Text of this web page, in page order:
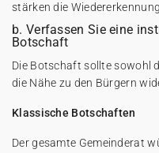
stärken die
b. Verfassen Sie eine
Botschaft
Die Botschaft sollte sowohl
die Nähe zu den Bürgern
Klassische Botschaften
Der gesamte Gemeinderat